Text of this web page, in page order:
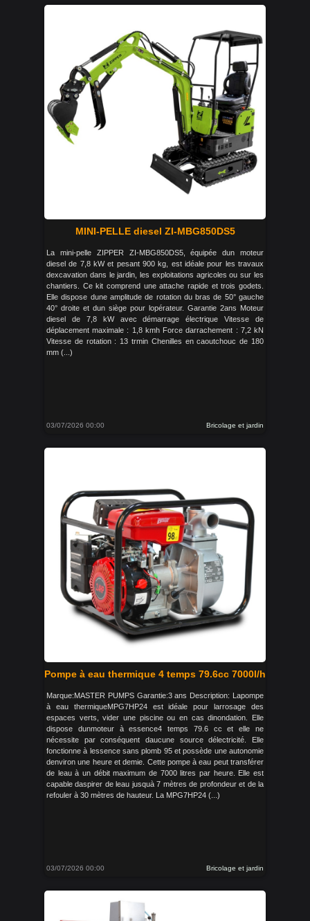
MINI-PELLE diesel ZI-MBG850DS5
La mini-pelle ZIPPER ZI-MBG850DS5, équipée dun moteur
diesel de 7,8 kW et pesant 900 kg, est idéale pour les travaux
dexcavation dans le jardin, les exploitations agricoles ou sur les
chantiers. Ce kit comprend une attache rapide et trois godets.
Elle dispose dune amplitude de rotation du bras de 50° gauche
40° droite et dun siège pour lopérateur. Garantie 2ans Moteur
diesel de 7,8 kW avec démarrage électrique Vitesse de
déplacement maximale : 1,8 kmh Force darrachement : 7,2 kN
Vitesse de rotation : 13 trmin Chenilles en caoutchouc de 180
mm (...)
03/07/2026 00:00 Bricolage et jardin
Pompe à eau thermique 4 temps 79.6cc 7000l/h
Marque:MASTER PUMPS Garantie:3 ans Description: Lapompe
à eau thermiqueMPG7HP24 est idéale pour larrosage des
espaces verts, vider une piscine ou en cas dinondation. Elle
dispose dunmoteur à essence4 temps 79.6 cc et elle ne
nécessite par conséquent daucune source délectricité. Elle
fonctionne à lessence sans plomb 95 et possède une autonomie
denviron une heure et demie. Cette pompe à eau peut transférer
de leau à un débit maximum de 7000 litres par heure. Elle est
capable daspirer de leau jusquà 7 mètres de profondeur et de la
refouler à 30 mètres de hauteur. La MPG7HP24 (...)
03/07/2026 00:00 Bricolage et jardin